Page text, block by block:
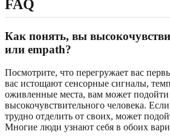
FAQ
Как понять, вы
или empath?
Посмотрите, что перегружает вас
вас истощают сенсорные сигналы,
оживленные места, вам может подойти
высокочувствительного человека.
трудно отделить от своих, может
Многие люди узнают себя в обоих